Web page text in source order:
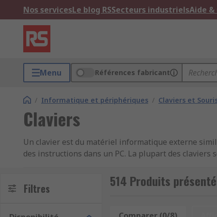
Nos servicesLe blog RSSecteurs industrielsAide
Menu Références fabricant
/ Informatique et périphériques / Claviers et
Claviers
Un clavier est du matériel informatique externe
des instructions dans un PC. La plupart des claviers
Types de claviers
Filtres 514 Produits